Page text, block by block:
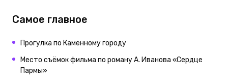
Самое главное
Прогулка по Каменному городу
Место съёмок фильма по роману А. Иванова «Сердце
Пармы»